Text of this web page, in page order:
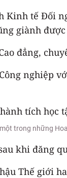
Kinh tế Đối
giành
đẳng,
nghiệp
trong những
khi đăng
Thế giới